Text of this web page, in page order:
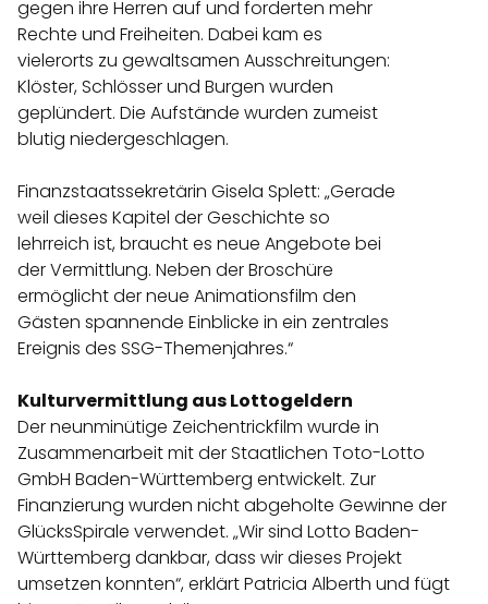
gegen ihre Herren auf und forderten mehr
Rechte und Freiheiten. Dabei kam es
vielerorts zu gewaltsamen Ausschreitungen:
Klöster, Schlösser und Burgen wurden
geplündert. Die Aufstände wurden zumeist
blutig niedergeschlagen.
Finanzstaatssekretärin Gisela Splett: „Gerade
weil dieses Kapitel der Geschichte so
lehrreich ist, braucht es neue Angebote bei
der Vermittlung. Neben der Broschüre
ermöglicht der neue Animationsfilm den
Gästen spannende Einblicke in ein zentrales
Ereignis des SSG-Themenjahres.“
Kulturvermittlung aus Lottogeldern
Der neunminütige Zeichentrickfilm wurde in
Zusammenarbeit mit der Staatlichen Toto-Lotto
GmbH Baden-Württemberg entwickelt. Zur
Finanzierung wurden nicht abgeholte Gewinne der
GlücksSpirale verwendet. „Wir sind Lotto Baden-
Württemberg dankbar, dass wir dieses Projekt
umsetzen konnten“, erklärt Patricia Alberth und fügt